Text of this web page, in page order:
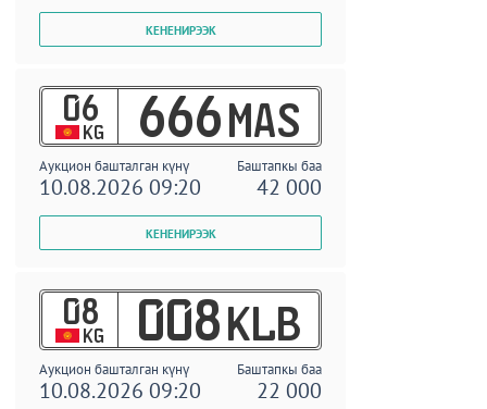
06
KG 666 MAS
Аукцион башталган күнү Баштапкы баа
10.08.2026 09:20 42 000
08
KG 008 KLB
Аукцион башталган күнү Баштапкы баа
10.08.2026 09:20 22 000